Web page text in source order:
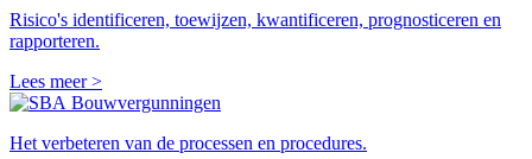
Risico's identificeren, toewijzen, kwantificeren, prognosticeren en
rapporteren.
Lees meer >
Bouwvergunningen
Het verbeteren van de processen en procedures.